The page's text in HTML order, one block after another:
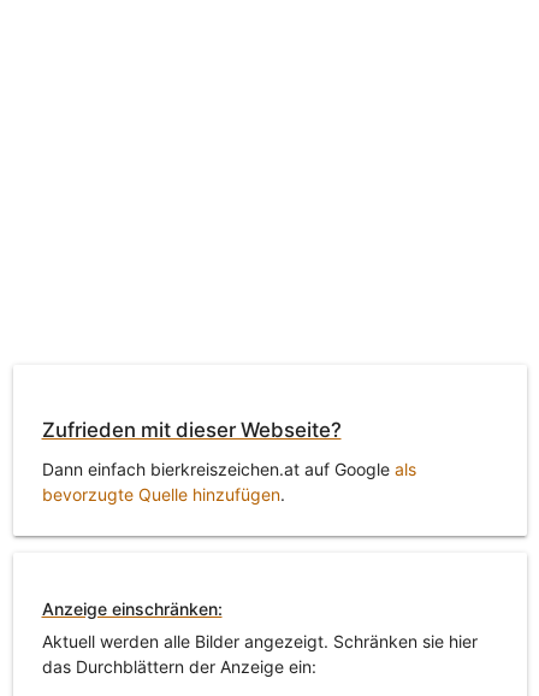
Zufrieden mit dieser Webseite?
Dann einfach bierkreiszeichen.at auf Google als
bevorzugte Quelle hinzufügen.
Anzeige einschränken:
Aktuell werden alle Bilder angezeigt. Schränken sie hier
das Durchblättern der Anzeige ein: